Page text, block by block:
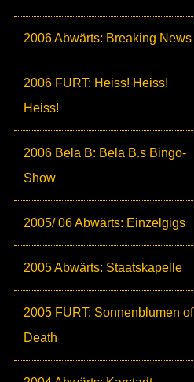
2006 Abwärts: Breaking News
2006 FURT: Heiss! Heiss!
Heiss!
2006 Bela B: Bela B.s Bingo-
Show
2005/ 06 Abwärts: Einzelgigs
2005 Abwärts: Staatskapelle
2005 FURT: Sonnenblumen of
Death